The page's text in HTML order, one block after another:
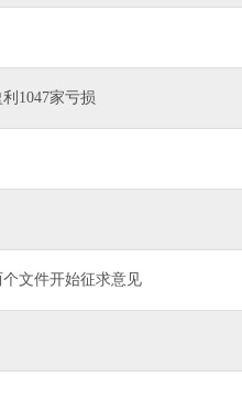
1047家亏损
文件开始征求意见